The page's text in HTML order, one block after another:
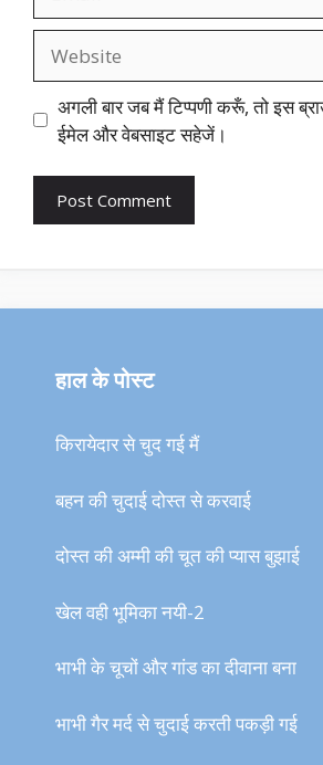
अगली बार जब मैं टिप्पणी करूँ, तो इस
ईमेल और वेबसाइट सहेजें।
हाल के पोस्ट
किरायेदार से चुद गई मैं
बहन की चुदाई दोस्त से करवाई
दोस्त की अम्मी की चूत की प्यास बुझाई
खेल वही भूमिका नयी-2
भाभी के चूचों और गांड का दीवाना बना
भाभी गैर मर्द से चुदाई करती पकड़ी गई